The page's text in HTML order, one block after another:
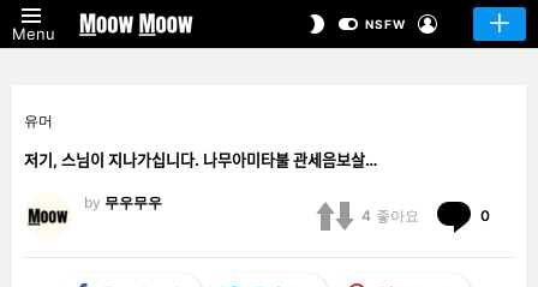
Menu
SWITCHNSFW
유머
저기, 스님이 지나가십니다. 나무아미타불 관세음보살…
by 무우무우
4 좋아요 0